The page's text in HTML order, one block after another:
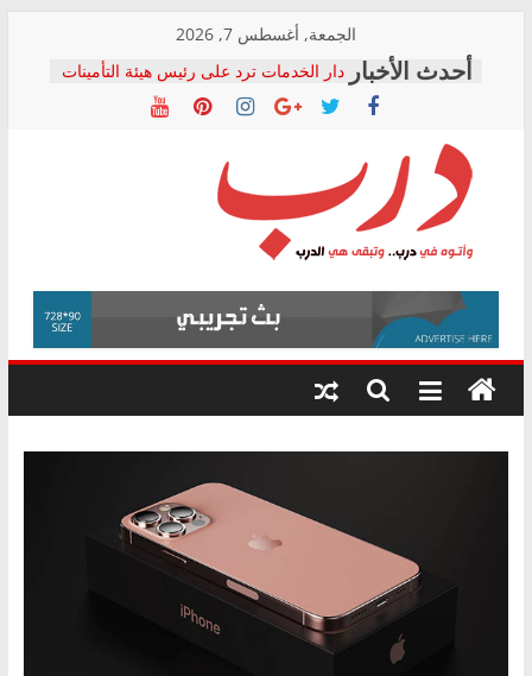
content
الجمعة, أغسطس 7, 2026
دار الخدمات ترد على رئيس هيئة التأمينات
بعد مؤتمره الصحفي: إنكار الأزمة لا ينهي
معاناة أصحاب المعاشات.. ونطالب بكشف
فرحات سليمان يكتب: القطاع الصحي إلى
أين؟
حزب التحالف الشعبي يطلق لجنة “الحق
في الصحة” بالإسكندرية لرصد الانتهاكات
ودعم المرضى
الوزاري لمدينة الصحفيين.. وانتهاء أعمال
إنشاء المبنى الإداري
المجلس القومي لحقوق الإنسان يعلن
متابعة قضية الدكتور محمد زهران.. ويؤكد:
قرينة البراءة وضمانات المحاكمة العادلة
درب
وأتوه
درب..
وتبقى
هي